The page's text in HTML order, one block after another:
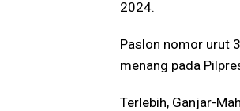
2024.
Paslon nomor urut
menang pada
Terlebih, Ganjar-